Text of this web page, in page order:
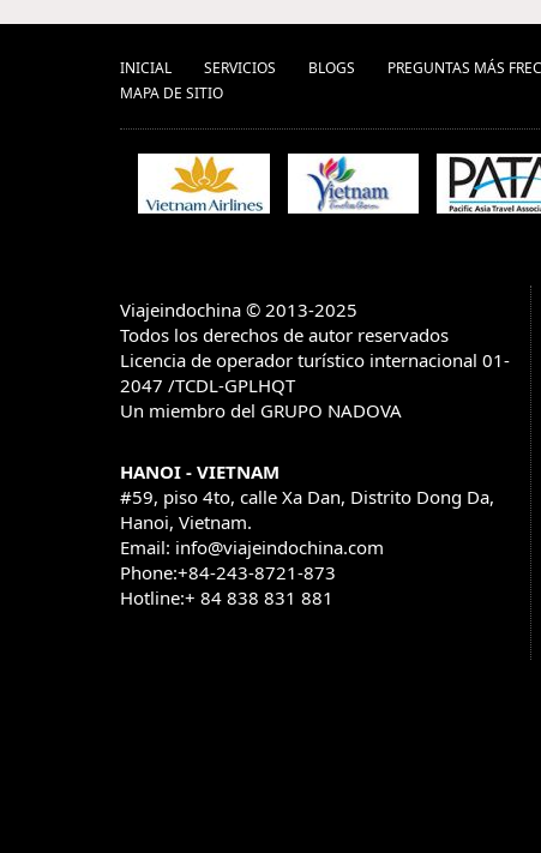
INICIAL SERVICIOS BLOGS PREGUNTAS MÁS
MAPA DE SITIO
Viajeindochina © 2013-2025
Todos los derechos de autor reservados
Licencia de operador turístico internacional 01-
2047 /TCDL-GPLHQT
Un miembro del GRUPO NADOVA
HANOI - VIETNAM
#59, piso 4to, calle Xa Dan, Distrito Dong Da,
Hanoi, Vietnam.
Email: info@viajeindochina.com
Phone:+84-243-8721-873
Hotline:+ 84 838 831 881